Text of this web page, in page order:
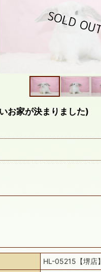
お家が決まりました)
HL-05215【堺店】